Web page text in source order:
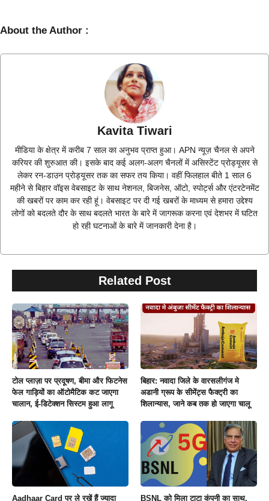
About the Author :
Kavita Tiwari
मीडिया के क्षेत्र में करीब 7 साल का अनुभव प्राप्त हुआ। APN न्यूज़ चैनल से अपने
करियर की शुरुआत की। इसके बाद कई अलग-अलग चैनलों में असिस्टेंट प्रोड्यूसर से
लेकर रन-डाउन प्रोड्यूसर तक का सफर तय किया। वहीं फिलहाल बीते 1 साल 6
महीने से बिहार वॉइस वेबसाइट के साथ नेशनल, बिजनेस, ऑटो, स्पोर्ट्स और एंटरटेनमेंट
की खबरों पर काम कर रही हूं। वेबसाइट पर दी गई खबरों के माध्यम से हमारा उद्देश्य
लोगों को बदलते दौर के साथ बदलते भारत के बारे में जागरूक करना एवं देशभर में घटित
हो रही घटनाओं के बारे में जानकारी देना है।
Related Post
टोल प्लाज़ा पर प्रदूषण, बीमा और फिटनेस
फेल गाड़ियों का ऑटोमैटिक कट जाएगा
चालान, ई-डिटेक्शन सिस्टम हुआ लागू
बिहार: नवादा जिले के वारसलीगंज मे
अडानी ग्रूप के सीमेंट्स फैक्ट्री का
शिलान्यास, जाने कब तक हो जाएगा चालू
Aadhaar Card पर ले रखें हैं ज्यादा
BSNL को मिला टाटा कंपनी का साथ,